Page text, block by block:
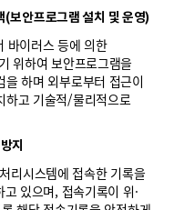
(보안프로그램 설치 및 운영)
바이러스 등에 의한
위하여 보안프로그램을
을 하며 외부로부터 접근이
하고 기술적/물리적으로
지
리시스템에 접속한 기록을
있으며, 접속기록이 위·